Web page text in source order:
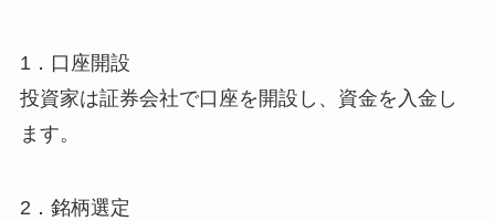
1．口座開設
投資家は証券会社で口座を開設し、資金を入金し
ます。
2．銘柄選定